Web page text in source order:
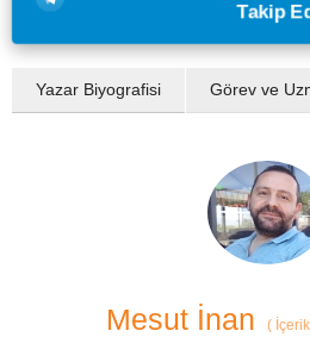
Takip
Yazar Biyografisi Görev ve
Mesut İnan (